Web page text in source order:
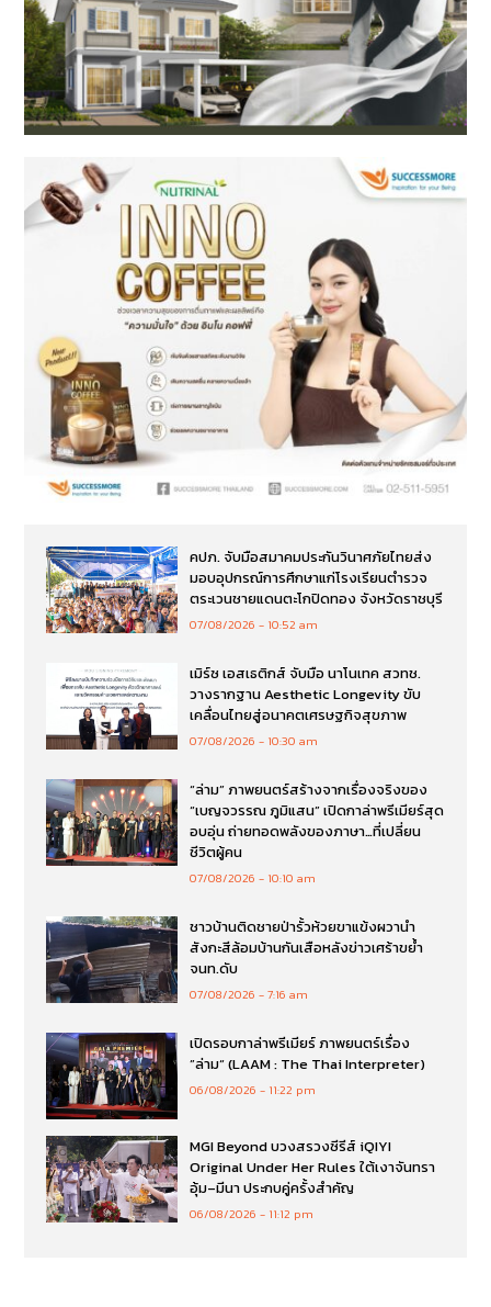
คปภ. จับมือสมาคมประกันวินาศภัยไทยส่ง
มอบอุปกรณ์การศึกษาแก่โรงเรียนตำรวจ
ตระเวนชายแดนตะโกปิดทอง จังหวัดราชบุรี
07/08/2026 10:52 am
เมิร์ซ เอสเธติกส์ จับมือ นาโนเทค สวทช.
วางรากฐาน Aesthetic Longevity ขับ
เคลื่อนไทยสู่อนาคตเศรษฐกิจสุขภาพ
07/08/2026 10:30 am
“ล่าม” ภาพยนตร์สร้างจากเรื่องจริงของ
“เบญจวรรณ ภูมิแสน” เปิดกาล่าพรีเมียร์สุด
อบอุ่น ถ่ายทอดพลังของภาษา…ที่เปลี่ยน
ชีวิตผู้คน
07/08/2026 10:10 am
ชาวบ้านติดชายป่ารั้วห้วยขาแข้งผวานำ
สังกะสีล้อมบ้านกันเสือหลังข่าวเศร้าขย้ำ
จนท.ดับ
07/08/2026 7:16 am
เปิดรอบกาล่าพรีเมียร์ ภาพยนตร์เรื่อง
”ล่าม“ (LAAM : The Thai Interpreter)
06/08/2026 11:22 pm
MGI Beyond บวงสรวงซีรีส์ iQIYI
Original Under Her Rules ใต้เงาจันทรา
อุ้ม–มีนา ประกบคู่ครั้งสำคัญ
06/08/2026 11:12 pm